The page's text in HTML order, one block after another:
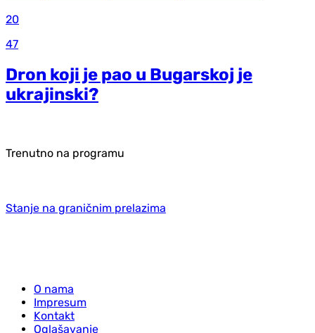
20
47
Dron koji je pao u Bugarskoj je
ukrajinski?
Trenutno na programu
Stanje na graničnim prelazima
O nama
Impresum
Kontakt
Oglašavanje